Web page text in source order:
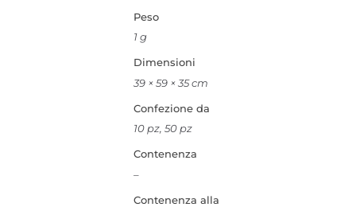
Peso
1 g
Dimensioni
39 × 59 × 35 cm
Confezione da
10 pz, 50 pz
Contenenza
–
Contenenza alla